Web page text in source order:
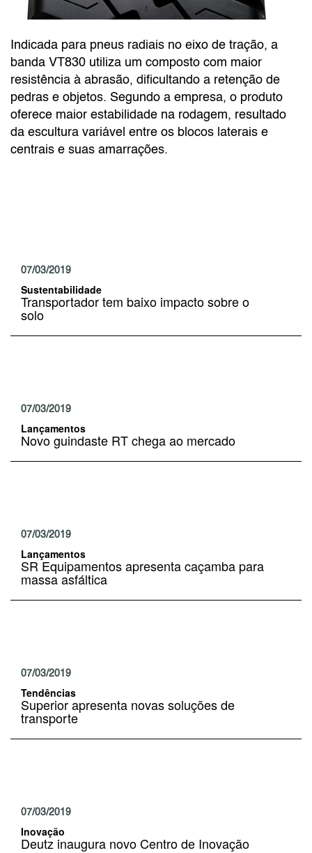
Indicada para pneus radiais no eixo de tração, a
banda VT830 utiliza um composto com maior
resistência à abrasão, dificultando a retenção de
pedras e objetos. Segundo a empresa, o produto
oferece maior estabilidade na rodagem, resultado
da escultura variável entre os blocos laterais e
centrais e suas amarrações.
07/03/2019
Sustentabilidade
Transportador tem baixo impacto sobre o
solo
07/03/2019
Lançamentos
Novo guindaste RT chega ao mercado
07/03/2019
Lançamentos
SR Equipamentos apresenta caçamba para
massa asfáltica
07/03/2019
Tendências
Superior apresenta novas soluções de
transporte
07/03/2019
Inovação
Deutz inaugura novo Centro de Inovação